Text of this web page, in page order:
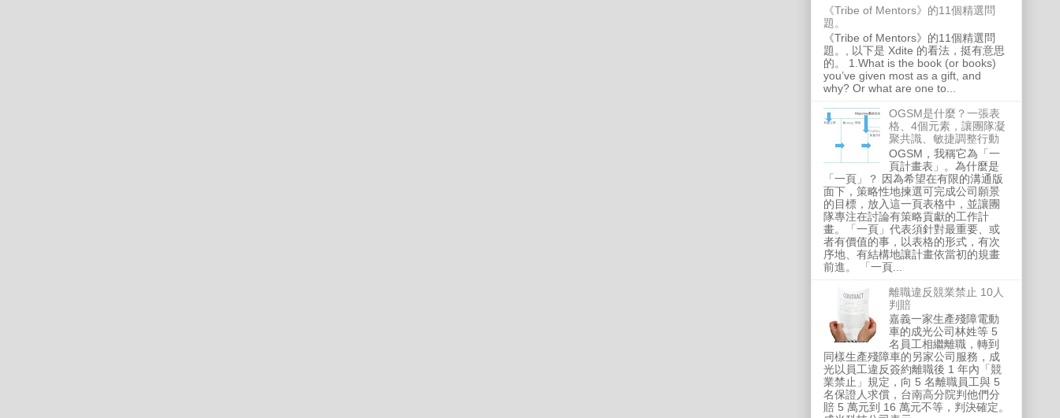
《Tribe of Mentors》的11個精選問
題。
《Tribe of Mentors》的11個精選問
題。, 以下是 Xdite 的看法，挺有意思
的。 1.What is the book (or books)
you’ve given most as a gift, and
why? Or what are one to...
OGSM是什麼？一張表
格、4個元素，讓團隊凝
聚共識、敏捷調整行動
OGSM，我稱它為「一
頁計畫表」。為什麼是
「一頁」？ 因為希望在有限的溝通版
面下，策略性地揀選可完成公司願景
的目標，放入這一頁表格中，並讓團
隊專注在討論有策略貢獻的工作計
畫。「一頁」代表須針對最重要、或
者有價值的事，以表格的形式，有次
序地、有結構地讓計畫依當初的規畫
前進。 「一頁...
離職違反競業禁止 10人
判賠
嘉義一家生產殘障電動
車的成光公司林姓等 5
名員工相繼離職，轉到
同樣生產殘障車的另家公司服務，成
光以員工違反簽約離職後 1 年內「競
業禁止」規定，向 5 名離職員工與 5
名保證人求償，台南高分院判他們分
賠 5 萬元到 16 萬元不等，判決確定。